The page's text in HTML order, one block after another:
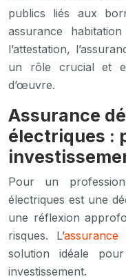
publics liés aux
assurance
l’attestation,
un rôle crucial et
d’œuvre.
Assurance
électriques :
Pour un
électriques est une
une réflexion
risques. L’assurance
solution idéale
investissement.